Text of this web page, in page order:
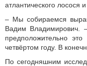
атлантического лосося
– Мы собираемся
Вадим Владимирович.
предположительно
четвёртом году. В
По сегодняшним